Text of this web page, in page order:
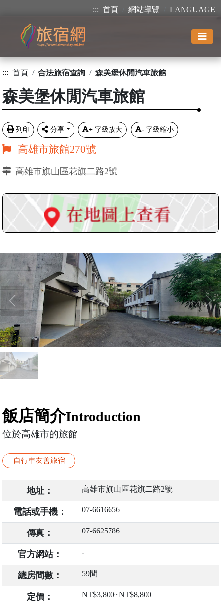
::: 首頁 網站導覽 LANGUAGE
::: 首頁 合法旅宿查詢 森美堡休閒汽車旅館
森美堡休閒汽車旅館
列印 分享 + 字級放大 - 字級縮小
高雄市旅館270號
高雄市旗山區花旗二路2號
飯店簡介Introduction
位於高雄市的旅館
自行車友善旅宿
地址： 高雄市旗山區花旗二路2號
電話或手機： 07-6616656
傳真： 07-6625786
官方網站： -
總房間數： 59間
定價： NT$3,800~NT$8,800